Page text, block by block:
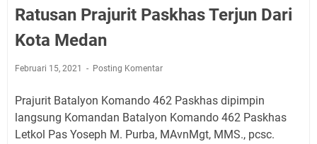
Ratusan Prajurit Paskhas Terjun Dari
Kota Medan
Februari 15, 2021 Posting Komentar
Prajurit Batalyon Komando 462 Paskhas dipimpin
langsung Komandan Batalyon Komando 462 Paskhas
Letkol Pas Yoseph M. Purba, MAvnMgt, MMS., pcsc.